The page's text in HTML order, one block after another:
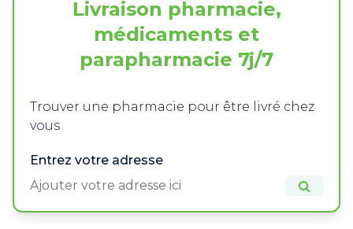
Livraison pharmacie,
médicaments et
parapharmacie 7j/7
Trouver une pharmacie pour être livré chez
vous
Entrez votre adresse